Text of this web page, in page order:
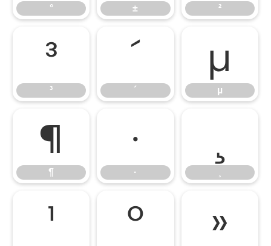
° ± ²
³
³
´
´
µ
µ
¶
¶
·
·
¸
¹ º »